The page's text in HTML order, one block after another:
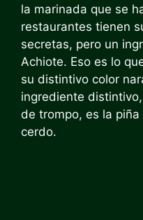
la marinada que se
restaurantes tienen
secretas, pero un
Achiote. Eso es lo
su distintivo color
ingrediente
de trompo, es la
cerdo.